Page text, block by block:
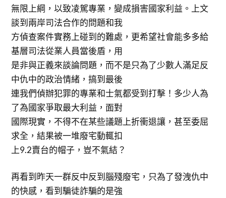
無限上綱，以致凌駕專業，變成損害國家利益。上文
談到兩岸司法合作的問題和我
方偵查案件實務上碰到的難處，更希望社會能多多給
基層司法從業人員當後盾，用
是非與正義來談論問題，而不是只為了少數人滿足反
中仇中的政治情緒，搞到最後
連我們偵辦犯罪的專業和士氣都受到打擊！多少人為
了為國家爭取最大利益，面對
國際現實，不得不在某些議題上折衝退讓，甚至委屈
求全，結果被一堆廢宅動輒扣
上9.2賣台的帽子，豈不氣結？
再看到昨天一群反中反到腦殘廢宅，只為了發洩仇中
的快感，看到騙徒詐騙的是強